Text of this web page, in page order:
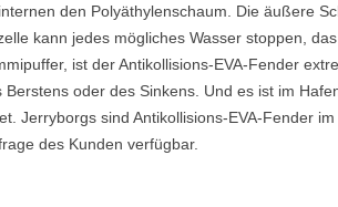
den Polyäthylenschaum. Die äußere
kann jedes mögliches Wasser stoppen,
ist der Antikollisions-EVA-Fender
oder des Sinkens. Und es ist im
Jerryborgs sind Antikollisions-EVA-Fender im
des Kunden verfügbar.